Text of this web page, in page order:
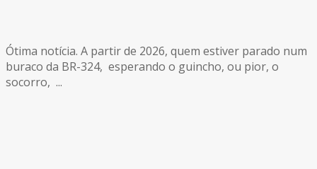
Ótima notícia. A partir de 2026, quem estiver parado num
buraco da BR-324, esperando o guincho, ou pior, o
socorro, ...